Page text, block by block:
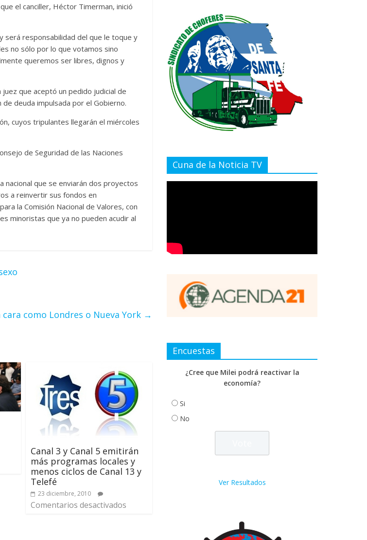
el canciller, Héctor Timerman, inició
será responsabilidad del que le toque y
no sólo por lo que votamos sino
queremos ser libres, dignos y
que aceptó un pedido judicial de
deuda impulsada por el Gobierno.
cuyos tripulantes llegarán el miércoles
de Seguridad de las Naciones
nacional que se enviarán dos proyectos
a reinvertir sus fondos en
la Comisión Nacional de Valores, con
minoristas que ya no pueden acudir al
como Londres o Nueva York →
Canal 3 y Canal 5 emitirán
más programas locales y
menos ciclos de Canal 13 y
Telefé
23 diciembre, 2010
Comentarios desactivados
Cuna de la Noticia TV
Encuestas
¿Cree que Milei podrá reactivar la
economía?
Si
No
Ver Resultados